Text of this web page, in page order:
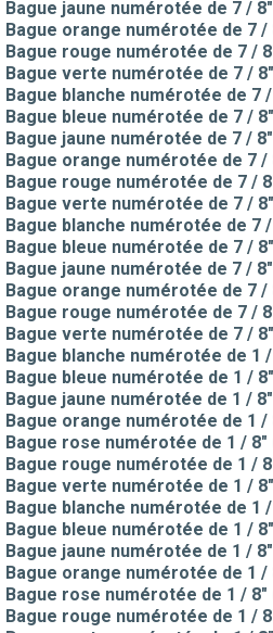
Bague jaune numérotée de 7 /
Bague orange numérotée de 7 /
Bague rouge numérotée de 7 /
Bague verte numérotée de 7 /
Bague blanche numérotée de 7
Bague bleue numérotée de 7 /
Bague jaune numérotée de 7 /
Bague orange numérotée de 7 /
Bague rouge numérotée de 7 /
Bague verte numérotée de 7 /
Bague blanche numérotée de 7
Bague bleue numérotée de 7 /
Bague jaune numérotée de 7 /
Bague orange numérotée de 7 /
Bague rouge numérotée de 7 /
Bague verte numérotée de 7 /
Bague blanche numérotée de 1
Bague bleue numérotée de 1 /
Bague jaune numérotée de 1 /
Bague orange numérotée de 1 /
Bague rose numérotée de 1 / 8"
Bague rouge numérotée de 1 /
Bague verte numérotée de 1 /
Bague blanche numérotée de 1
Bague bleue numérotée de 1 /
Bague jaune numérotée de 1 /
Bague orange numérotée de 1 /
Bague rose numérotée de 1 / 8"
Bague rouge numérotée de 1 /